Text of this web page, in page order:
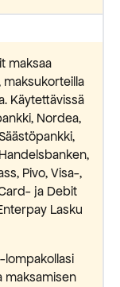
maksaa
maksukorteilla
Käytettävissä
Nordea,
Pivo, Visa-,
ja Debit
Lasku
lompakollasi
maksamisen